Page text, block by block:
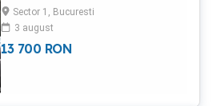
ulei brut/ ora. Alimentare 220v putere
instalata 2Kw. Produs vandut prin Jobs
Ahead Group Romania
Sector 1, Bucuresti
3 august
13 700 RON